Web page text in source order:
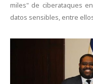
miles" de ciberataques
datos sensibles, entre